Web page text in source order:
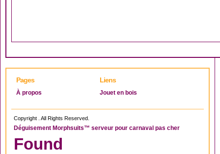
Pages
À propos
Liens
Jouet en bois
Copyright . All Rights Reserved.
Déguisement Morphsuits™ serveur pour carnaval pas cher
Found